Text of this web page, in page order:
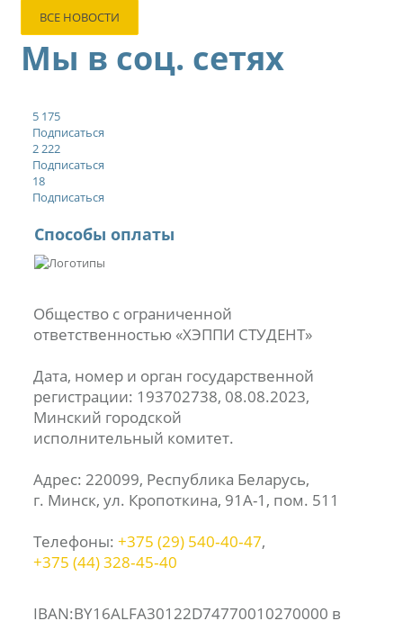
ВСЕ НОВОСТИ
Мы в соц. сетях
5 175
Подписаться
2 222
Подписаться
18
Подписаться
Способы оплаты
Общество с ограниченной
ответственностью «ХЭППИ СТУДЕНТ»
Дата, номер и орган государственной
регистрации: 193702738, 08.08.2023,
Минский городской
исполнительный комитет.
Адрес: 220099, Республика Беларусь,
г. Минск, ул. Кропоткина, 91А-1, пом. 511
Телефоны: +375 (29) 540‑40‑47,
+375 (44) 328‑45‑40
IBAN:BY16ALFA30122D74770010270000 в